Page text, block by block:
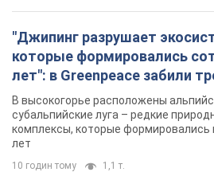
"Джипинг разрушает
которые формировались
лет": в Greenpeace забили
В высокогорье расположены
субальпийские луга – редкие
комплексы, которые формировались
лет
10 годин тому 1,1 т.